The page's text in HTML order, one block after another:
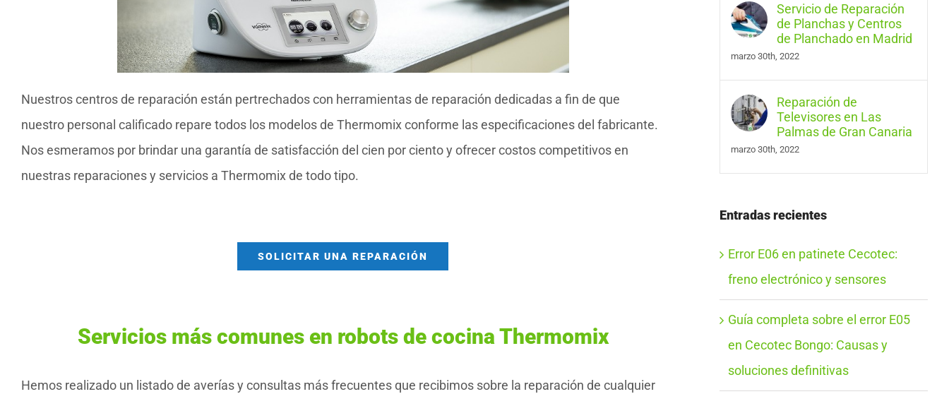
Nuestros centros de reparación están pertrechados con herramientas de reparación dedicadas a fin de que
nuestro personal calificado repare todos los modelos de Thermomix conforme las especificaciones del fabricante.
Nos esmeramos por brindar una garantía de satisfacción del cien por ciento y ofrecer costos competitivos en
nuestras reparaciones y servicios a Thermomix de todo tipo.
SOLICITAR UNA REPARACIÓN
Servicios más comunes en robots de cocina Thermomix
Hemos realizado un listado de averías y consultas más frecuentes que recibimos sobre la reparación de cualquier
Servicio de Reparación
de Planchas y Centros
de Planchado en Madrid
marzo 30th, 2022
Reparación de
Televisores en Las
Palmas de Gran Canaria
marzo 30th, 2022
Entradas recientes
Error E06 en patinete Cecotec:
freno electrónico y sensores
Guía completa sobre el error E05
en Cecotec Bongo: Causas y
soluciones definitivas